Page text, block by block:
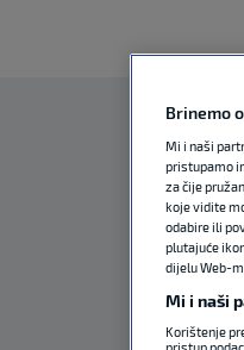
Brinemo
Mi i naši
pristupamo
za čije
koje vidite
odabire ili
plutajuće
dijelu Web-
Mi i naši
Korištenje
pristup